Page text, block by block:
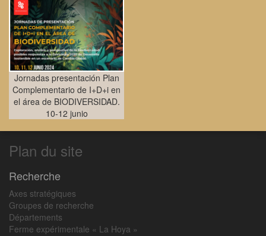
Jornadas presentación Plan
Complementario de I+D+i en
el área de BIODIVERSIDAD.
10-12 junio
Plan du site
Recherche
Axes stratégiques
Groupes de recherche
Départements
Ferme expérimentale « La Hoya »